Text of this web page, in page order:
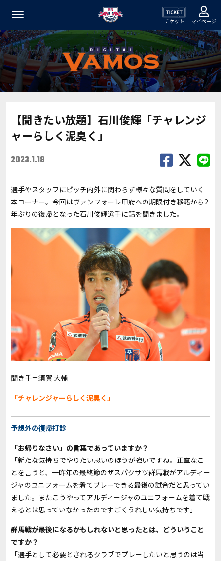
チケット マイページ
【聞きたい放題】石川俊輝「チャレンジ
ャーらしく泥臭く」
2023.1.18
選手やスタッフにピッチ内外に関わらず様々な質問をしていく
本コーナー。今回はヴァンフォーレ甲府への期限付き移籍から2
年ぶりの復帰となった石川俊輝選手に話を聞きました。
聞き手＝須賀 大輔
「チャレンジャーらしく泥臭く」
予想外の復帰打診
――「お帰りなさい」の言葉であっていますか？
「新たな気持ちでやりたい思いのほうが強いですね。正直なこ
とを言うと、一昨年の最終節のザスパクサツ群馬戦がアルディー
ジャのユニフォームを着てプレーできる最後の試合だと思ってい
ました。またこうやってアルディージャのユニフォームを着て戦
えるとは思っていなかったのですごくうれしい気持ちです」
――群馬戦が最後になるかもしれないと思ったとは、どういうこと
ですか？
「選手として必要とされるクラブでプレーしたいと思うのは当